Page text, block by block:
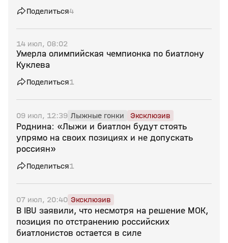
Поделиться4
14 июл, 08:02
Умерла олимпийская чемпионка по биатлону
Куклева
Поделиться1
09 июл, 12:39 Лыжные гонки Эксклюзив
Роднина: «Лыжи и биатлон будут стоять
упрямо на своих позициях и не допускать
россиян»
Поделиться1
07 июл, 20:40 Эксклюзив
В IBU заявили, что несмотря на решение МОК,
позиция по отстранению российских
биатлонистов остается в силе